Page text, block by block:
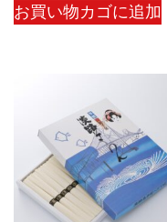
お買い物カゴに追加